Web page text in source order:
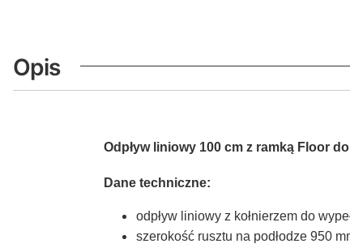
Opis
Odpływ liniowy 100 cm z ramką Floor
Dane techniczne:
odpływ liniowy z kołnierzem do
szerokość rusztu na podłodze 950